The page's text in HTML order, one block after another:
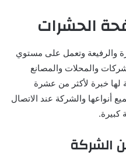
الحشرات
والرفيعة وتعمل على مستوي
والمحلات والمصانع
خبرة لأكثر من عشرة
والشركة عند الاتصال
كبيرة.
الشركة